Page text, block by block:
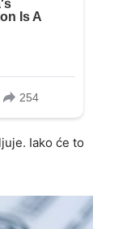
Iako će to